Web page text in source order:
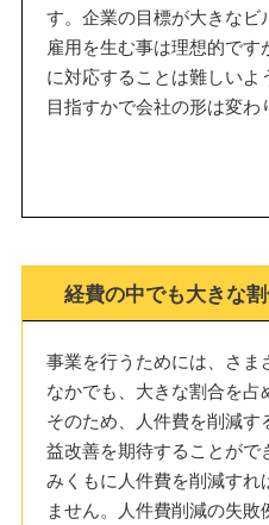
す。企業の目標が大きなビ
雇用を生む事は理想的で
に対応することは難しい
目指すかで会社の形は変わ
経費の中でも大きな
事業を行うためには、さま
なかでも、大きな割合を占
そのため、人件費を削減
益改善を期待することが
みくもに人件費を削減すれ
ません。人件費削減の失